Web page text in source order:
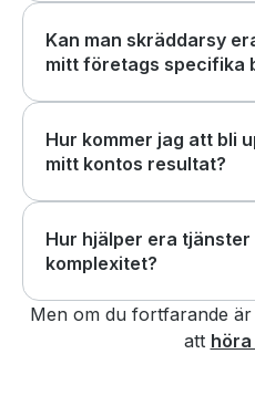
Kan man skräddarsy
mitt företags specifika
Hur kommer jag att bli
mitt kontos resultat?
Hur hjälper era tjänster
komplexitet?
Men om du fortfarande
att höra